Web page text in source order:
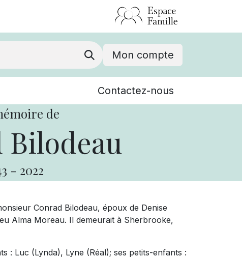
Mon compte
Événements
Contactez-nous
de
Bilodeau
- 2022
Conrad Bilodeau, époux de Denise
Alma Moreau. Il demeurait à Sherbrooke,
: Luc (Lynda), Lyne (Réal); ses petits-enfants :